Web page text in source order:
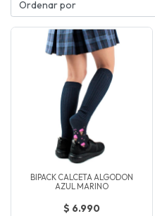
BIPACK CALCETA ALGODON
AZUL MARINO
$ 6.990